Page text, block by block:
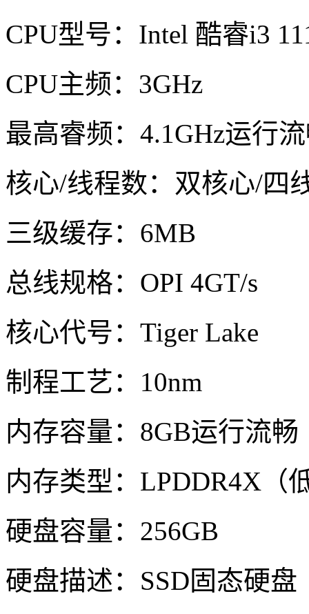
CPU型号：Intel 酷睿i3
CPU主频：3GHz
最高睿频：4.1GHz运行
核心/线程数：双核心/四
三级缓存：6MB
总线规格：OPI 4GT/s
核心代号：Tiger Lake
制程工艺：10nm
内存容量：8GB运行流畅
内存类型：LPDDR4X（
硬盘容量：256GB
硬盘描述：SSD固态硬盘